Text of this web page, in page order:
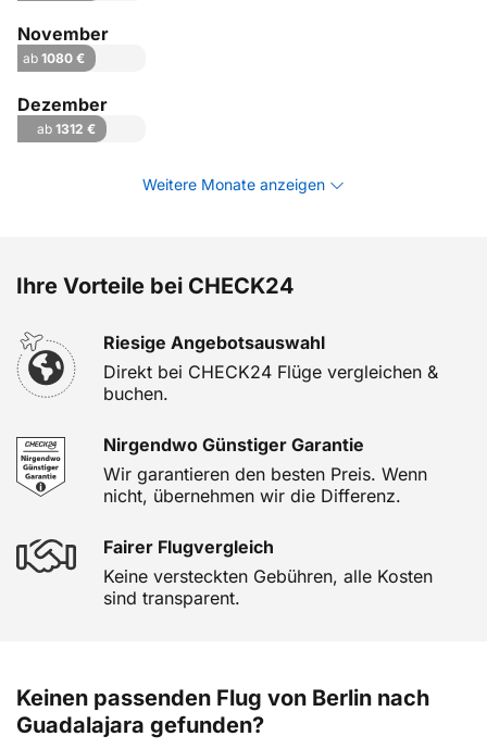
November
ab 1080 €
Dezember
ab 1312 €
Weitere Monate anzeigen
Ihre Vorteile bei CHECK24
Riesige Angebotsauswahl
Direkt bei CHECK24 Flüge vergleichen &
buchen.
Nirgendwo Günstiger Garantie
Wir garantieren den besten Preis. Wenn
nicht, übernehmen wir die Differenz.
Fairer Flugvergleich
Keine versteckten Gebühren, alle Kosten
sind transparent.
Keinen passenden Flug von Berlin nach
Guadalajara gefunden?